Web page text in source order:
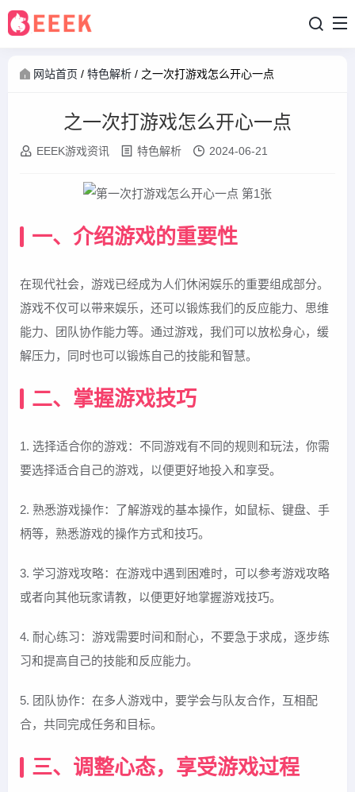
网站首页 / 特色解析 / 之一次打游戏怎么开心一点
之一次打游戏怎么开心一点
EEEK游戏资讯 特色解析 2024-06-21
一、介绍游戏的重要性
在现代社会，游戏已经成为人们休闲娱乐的重要组成部分。
游戏不仅可以带来娱乐，还可以锻炼我们的反应能力、思维
能力、团队协作能力等。通过游戏，我们可以放松身心，缓
解压力，同时也可以锻炼自己的技能和智慧。
二、掌握游戏技巧
1. 选择适合你的游戏：不同游戏有不同的规则和玩法，你需
要选择适合自己的游戏，以便更好地投入和享受。
2. 熟悉游戏操作：了解游戏的基本操作，如鼠标、键盘、手
柄等，熟悉游戏的操作方式和技巧。
3. 学习游戏攻略：在游戏中遇到困难时，可以参考游戏攻略
或者向其他玩家请教，以便更好地掌握游戏技巧。
4. 耐心练习：游戏需要时间和耐心，不要急于求成，逐步练
习和提高自己的技能和反应能力。
5. 团队协作：在多人游戏中，要学会与队友合作，互相配
合，共同完成任务和目标。
三、调整心态，享受游戏过程